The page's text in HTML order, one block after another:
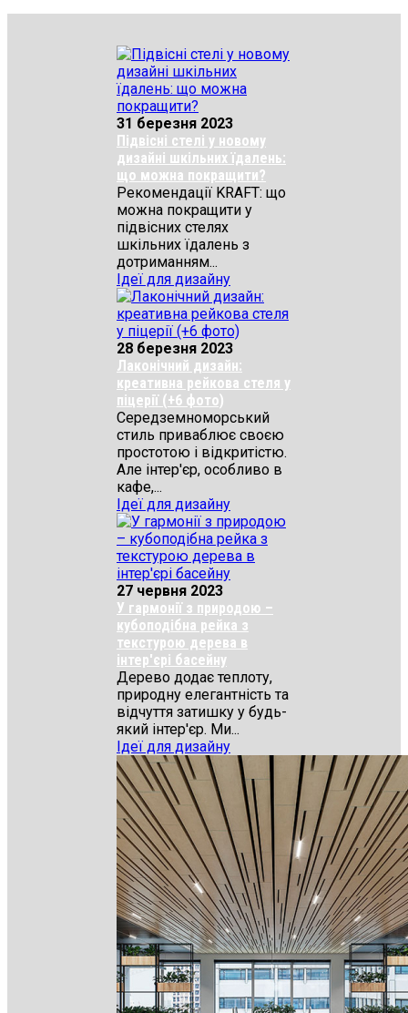
31 березня 2023
Підвісні стелі у новому
дизайні шкільних їдалень:
що можна покращити?
Рекомендації KRAFT: що
можна покращити у
підвісних стелях
шкільних їдалень з
дотриманням...
Ідеї для дизайну
28 березня 2023
Лаконічний дизайн:
креативна рейкова стеля у
піцерії (+6 фото)
Середземноморський
стиль приваблює своєю
простотою і відкритістю.
Але інтер'єр, особливо в
кафе,...
Ідеї для дизайну
27 червня 2023
У гармонії з природою –
кубоподібна рейка з
текстурою дерева в
інтер'єрі басейну
Дерево додає теплоту,
природну елегантність та
відчуття затишку у будь-
який інтер'єр. Ми...
Ідеї для дизайну